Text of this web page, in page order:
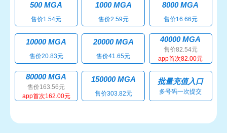
500 MGA
售价1.54元
1000 MGA
售价2.59元
8000 MGA
售价16.66元
10000 MGA
售价20.83元
20000 MGA
售价41.65元
40000 MGA
售价82.54元
app首次82.00元
80000 MGA
售价163.56元
app首次162.00元
150000 MGA
售价303.82元
批量充值入口
多号码一次提交